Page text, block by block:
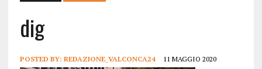
dig
POSTED BY: REDAZIONE_VALCONCA24 11 MAGGIO 2020